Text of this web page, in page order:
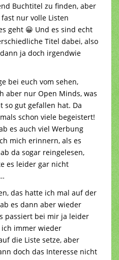
Buchtitel zu finden, aber
nur volle Listen
geht 😀 Und es sind echt
Titel dabei, also
ja doch irgendwie
bei euch vom sehen,
aber nur Open Minds, was
so gut gefallen hat. Da
schon viele begeistert!
es auch viel Werbung
mich erinnern, als es
da sogar reingelesen,
es leider gar nicht
das hatte ich mal auf der
es dann aber wieder
passiert bei mir ja leider
immer wieder
die Liste setze, aber
doch das Interesse nicht